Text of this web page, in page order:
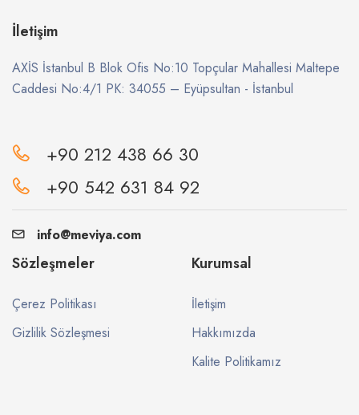
İletişim
AXİS İstanbul B Blok Ofis No:10 Topçular Mahallesi Maltepe
Caddesi No:4/1 PK: 34055 – Eyüpsultan - İstanbul
+90 212 438 66 30
+90 542 631 84 92
info@meviya.com
Sözleşmeler
Çerez Politikası
Gizlilik Sözleşmesi
Kurumsal
İletişim
Hakkımızda
Kalite Politikamız